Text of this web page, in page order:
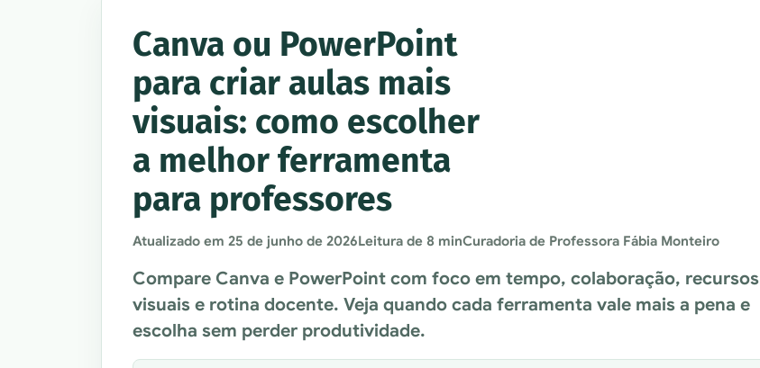
Canva ou PowerPoint
para criar aulas mais
visuais: como escolher
a melhor ferramenta
para professores
Atualizado em 25 de junho de 2026Leitura de 8 minCuradoria de Professora Fábia Monteiro
Compare Canva e PowerPoint com foco em tempo, colaboração, recursos
visuais e rotina docente. Veja quando cada ferramenta vale mais a pena e
escolha sem perder produtividade.